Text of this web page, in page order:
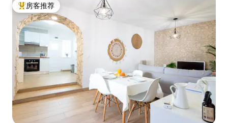
热门「房客推荐」
房客推荐